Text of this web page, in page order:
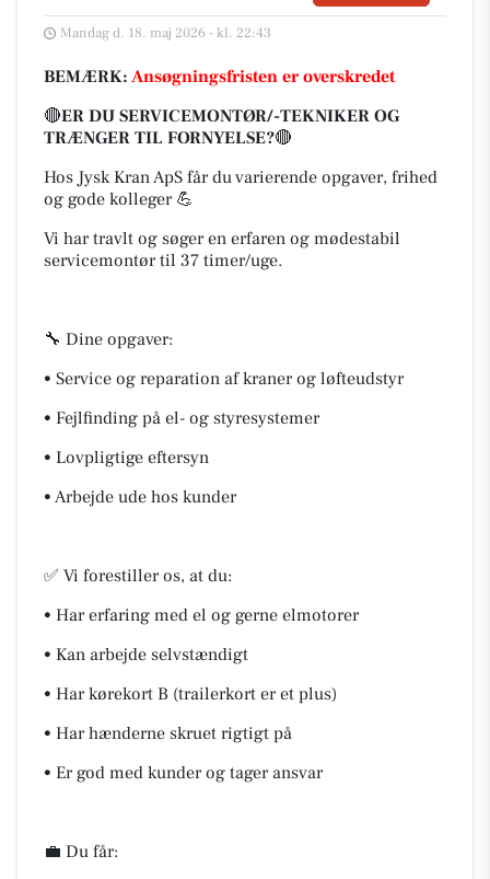
Mandag d. 18. maj 2026 - kl. 22:43
BEMÆRK: Ansøgningsfristen er overskredet
🔴ER DU SERVICEMONTØR/-TEKNIKER OG
TRÆNGER TIL FORNYELSE?🔴
Hos Jysk Kran ApS får du varierende opgaver, frihed
og gode kolleger 💪
Vi har travlt og søger en erfaren og mødestabil
servicemontør til 37 timer/uge.
🔧 Dine opgaver:
• Service og reparation af kraner og løfteudstyr
• Fejlfinding på el- og styresystemer
• Lovpligtige eftersyn
• Arbejde ude hos kunder
✅ Vi forestiller os, at du:
• Har erfaring med el og gerne elmotorer
• Kan arbejde selvstændigt
• Har kørekort B (trailerkort er et plus)
• Har hænderne skruet rigtigt på
• Er god med kunder og tager ansvar
💼 Du får: